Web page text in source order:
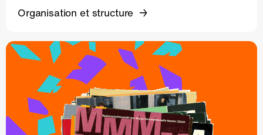
Organisation et structure